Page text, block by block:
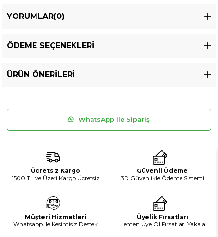
YORUMLAR(0)
ÖDEME SEÇENEKLERI
ÜRÜN ÖNERILERI
WhatsApp ile Sipariş
Ücretsiz Kargo
1500 TL ve Üzeri Kargo Ücretsiz
Güvenli Ödeme
3D Güvenlikle Ödeme Sistemi
Müşteri Hizmetleri
Whatsapp ile Kesintisiz Destek
Üyelik Fırsatları
Hemen Üye Ol Fırsatları Yakala